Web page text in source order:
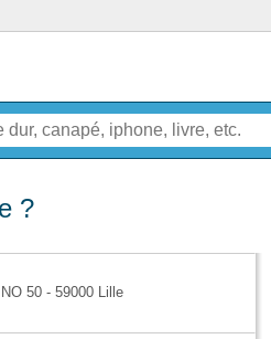
?
50 - 59000 Lille